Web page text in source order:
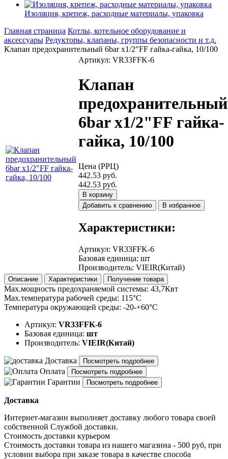
Изоляция, крепеж, расходные материалы, упаковка
Главная страница Котлы, котельное оборудование и
аксессуары Редукторы, клапаны, группы безопасности и т.д.
Клапан предохранительный 6bar x1/2"FF гайка-гайка, 10/100
Артикул: VR33FFK-6
Клапан
предохранительный
6bar x1/2"FF гайка-
гайка, 10/100
Цена (РРЦ)
442.53 руб.
442.53 руб.
В корзину
Добавить к сравнению
В избранное
Характеристики:
Артикул: VR33FFK-6
Базовая единица: шт
Производитель: VIEIR(Китай)
Описание Характеристики Получение товара
Мах.мощность предохраняемой системы: 43,7Квт
Мах.температура рабочей среды: 115°C
Температура окружающей среды: -20-+60°С
Артикул: VR33FFK-6
Базовая единица: шт
Производитель: VIEIR(Китай)
Доставка Посмотреть подробнее
Оплата Посмотреть подробнее
Гарантии Посмотреть подробнее
Доставка
Интернет-магазин выполняет доставку любого товара своей
собственной Службой доставки.
Стоимость доставки курьером
Стоимость доставки товара из нашего магазина - 500 руб, при
условии выбора при заказе товара в качестве способа